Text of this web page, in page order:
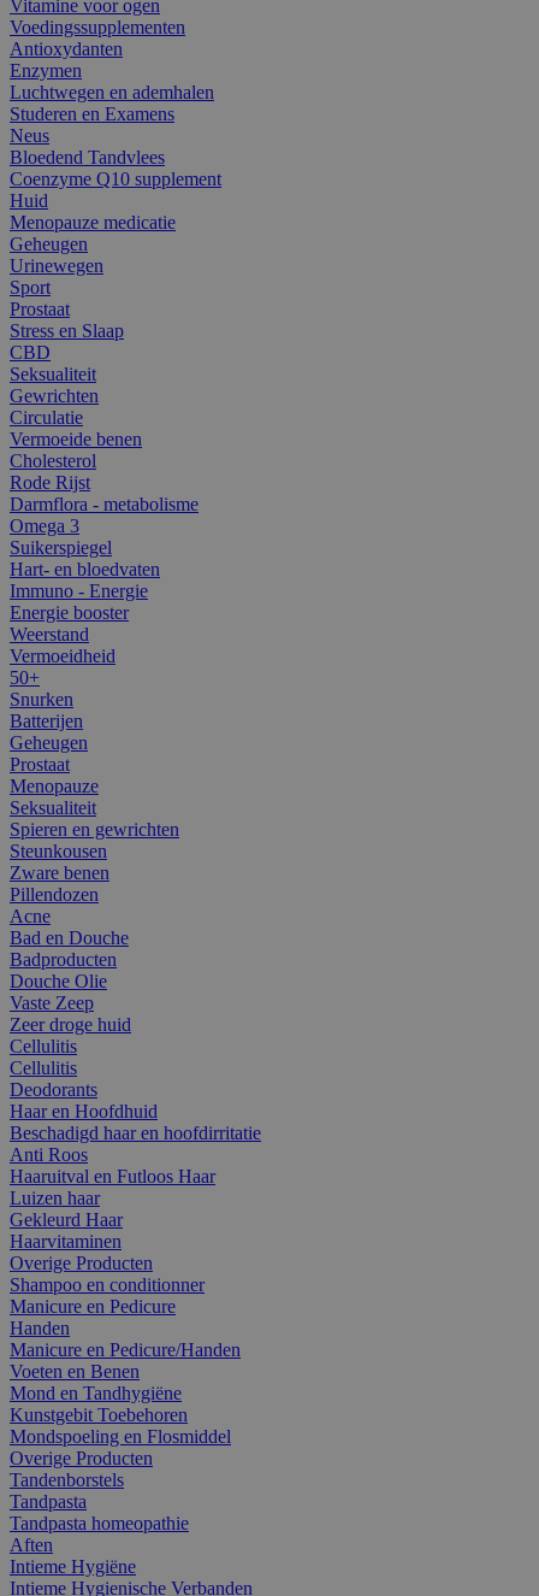
Vitamine voor ogen
Voedingssupplementen
Antioxydanten
Enzymen
Luchtwegen en ademhalen
Studeren en Examens
Neus
Bloedend Tandvlees
Coenzyme Q10 supplement
Huid
Menopauze medicatie
Geheugen
Urinewegen
Sport
Prostaat
Stress en Slaap
CBD
Seksualiteit
Gewrichten
Circulatie
Vermoeide benen
Cholesterol
Rode Rijst
Darmflora - metabolisme
Omega 3
Suikerspiegel
Hart- en bloedvaten
Immuno - Energie
Energie booster
Weerstand
Vermoeidheid
50+
Snurken
Batterijen
Geheugen
Prostaat
Menopauze
Seksualiteit
Spieren en gewrichten
Steunkousen
Zware benen
Pillendozen
Acne
Bad en Douche
Badproducten
Douche Olie
Vaste Zeep
Zeer droge huid
Cellulitis
Cellulitis
Deodorants
Haar en Hoofdhuid
Beschadigd haar en hoofdirritatie
Anti Roos
Haaruitval en Futloos Haar
Luizen haar
Gekleurd Haar
Haarvitaminen
Overige Producten
Shampoo en conditionner
Manicure en Pedicure
Handen
Manicure en Pedicure/Handen
Voeten en Benen
Mond en Tandhygiëne
Kunstgebit Toebehoren
Mondspoeling en Flosmiddel
Overige Producten
Tandenborstels
Tandpasta
Tandpasta homeopathie
Aften
Intieme Hygiëne
Intieme Hygienische Verbanden